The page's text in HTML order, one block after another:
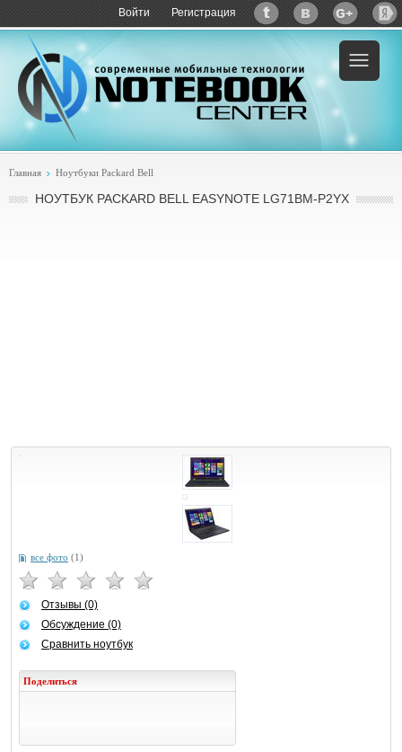
Войти Регистрация
Пример:купить Packard Bell EasyNote LG71BM
Главная Ноутбуки Packard Bell
НОУТБУК PACKARD BELL EASYNOTE LG71BM-P2YX
все фото (1)
Отзывы (0)
Обсуждение (0)
Сравнить ноутбук
Поделиться